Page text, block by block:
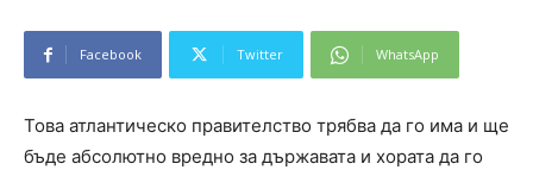
Facebook Twitter WhatsApp
Това атлантическо правителство трябва да го има и ще
бъде абсолютно вредно за държавата и хората да го